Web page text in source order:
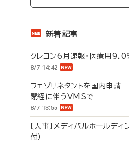
新着記事
クレコン6月速報・医療用
8/7 14:42
フェゾリネタントを国内申請
閉経に伴うVMSで
8/7 13:55
〔人事〕メディパルホールディ
付）